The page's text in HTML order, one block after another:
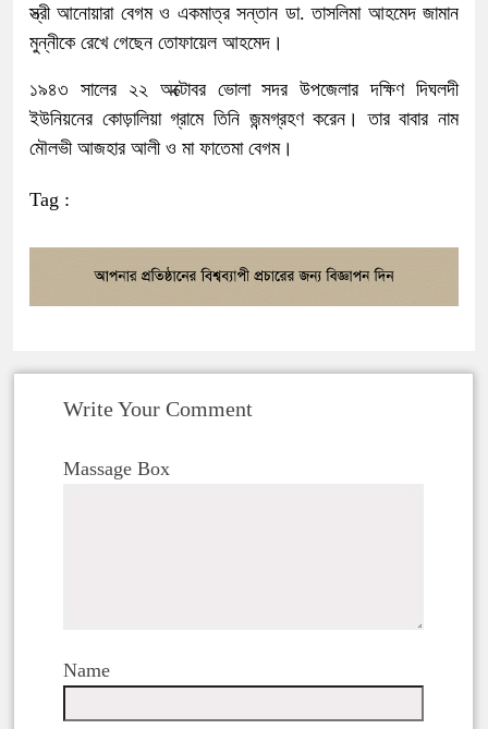
স্ত্রী আনোয়ারা বেগম ও একমাত্র সন্তান ডা. তাসলিমা আহমেদ জামান
মুন্নীকে রেখে গেছেন তোফায়েল আহমেদ।
১৯৪৩ সালের ২২ অক্টোবর ভোলা সদর উপজেলার দক্ষিণ দিঘলদী
ইউনিয়নের কোড়ালিয়া গ্রামে তিনি জন্মগ্রহণ করেন। তার বাবার নাম
মৌলভী আজহার আলী ও মা ফাতেমা বেগম।
Tag :
Write Your Comment
Massage Box
Name